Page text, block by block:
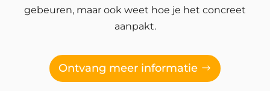
gebeuren, maar ook weet hoe je het concreet
aanpakt.
Ontvang meer informatie